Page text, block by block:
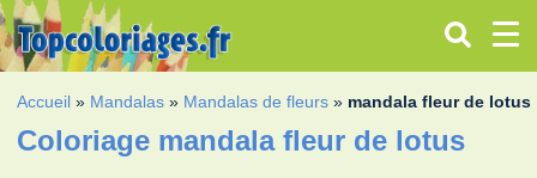
Accueil » Mandalas » Mandalas de fleurs » mandala fleur de lotus
Coloriage mandala fleur de lotus